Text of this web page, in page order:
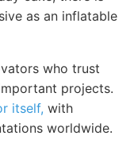
as an inflatable
who trust
projects.
itself, with
worldwide.